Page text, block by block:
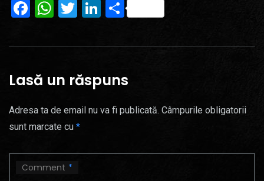
Facebook
WhatsApp
Twitter
LinkedIn
Partajează
Lasă un răspuns
Adresa ta de email nu va fi publicată. Câmpurile obligatorii
sunt marcate cu *
Comment *